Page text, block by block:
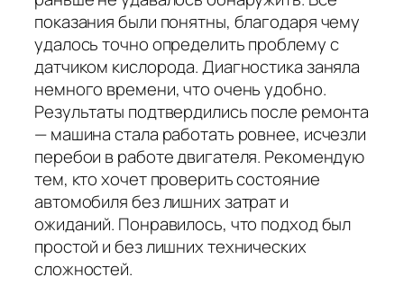
показания были понятны, благодаря чему
удалось точно определить проблему с
датчиком кислорода. Диагностика заняла
немного времени, что очень удобно.
Результаты подтвердились после ремонта
— машина стала работать ровнее, исчезли
перебои в работе двигателя. Рекомендую
тем, кто хочет проверить состояние
автомобиля без лишних затрат и
ожиданий. Понравилось, что подход был
простой и без лишних технических
сложностей.